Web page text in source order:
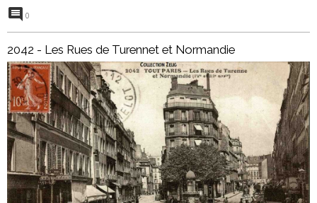
0
2042 - Les Rues de Turennet et Normandie